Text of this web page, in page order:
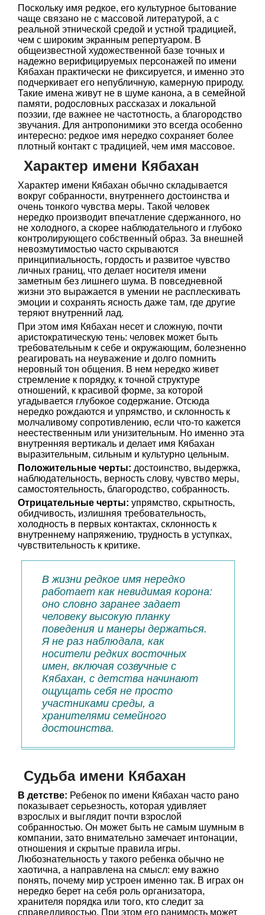
Поскольку имя редкое, его культурное бытование
чаще связано не с массовой литературой, а с
реальной этнической средой и устной традицией,
чем с широким экранным репертуаром. В
общеизвестной художественной базе точных и
надежно верифицируемых персонажей по имени
Кябахан практически не фиксируется, и именно это
подчеркивает его непубличную, камерную природу.
Такие имена живут не в шуме канона, а в семейной
памяти, родословных рассказах и локальной
поэзии, где важнее не частотность, а благородство
звучания. Для антропонимики это всегда особенно
интересно: редкое имя нередко сохраняет более
плотный контакт с традицией, чем имя массовое.
Характер имени Кябахан
Характер имени Кябахан обычно складывается
вокруг собранности, внутреннего достоинства и
очень тонкого чувства меры. Такой человек
нередко производит впечатление сдержанного, но
не холодного, а скорее наблюдательного и глубоко
контролирующего собственный образ. За внешней
невозмутимостью часто скрываются
принципиальность, гордость и развитое чувство
личных границ, что делает носителя имени
заметным без лишнего шума. В повседневной
жизни это выражается в умении не расплескивать
эмоции и сохранять ясность даже там, где другие
теряют внутренний лад.
При этом имя Кябахан несет и сложную, почти
аристократическую тень: человек может быть
требовательным к себе и окружающим, болезненно
реагировать на неуважение и долго помнить
неровный тон общения. В нем нередко живет
стремление к порядку, к точной структуре
отношений, к красивой форме, за которой
угадывается глубокое содержание. Отсюда
нередко рождаются и упрямство, и склонность к
молчаливому сопротивлению, если что-то кажется
неестественным или унизительным. Но именно эта
внутренняя вертикаль и делает имя Кябахан
выразительным, сильным и культурно цельным.
Положительные черты: достоинство, выдержка,
наблюдательность, верность слову, чувство меры,
самостоятельность, благородство, собранность.
Отрицательные черты: упрямство, скрытность,
обидчивость, излишняя требовательность,
холодность в первых контактах, склонность к
внутреннему напряжению, трудность в уступках,
чувствительность к критике.
В жизни редкое имя нередко
работает как невидимая корона:
оно словно заранее задает
человеку высокую планку
поведения и манеры держаться.
Я не раз наблюдала, как
носители редких восточных
имен, включая созвучные с
Кябахан, с детства начинают
ощущать себя не просто
участниками среды, а
хранителями семейного
достоинства.
Судьба имени Кябахан
В детстве: Ребенок по имени Кябахан часто рано
показывает серьезность, которая удивляет
взрослых и выглядит почти взрослой
собранностью. Он может быть не самым шумным в
компании, зато внимательно замечает интонации,
отношения и скрытые правила игры.
Любознательность у такого ребенка обычно не
хаотична, а направлена на смысл: ему важно
понять, почему мир устроен именно так. В играх он
нередко берет на себя роль организатора,
хранителя порядка или того, кто следит за
справедливостью. При этом его ранимость может